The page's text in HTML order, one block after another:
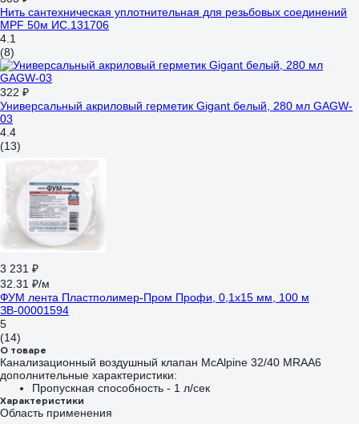
Нить сантехническая уплотнительная для резьбовых соединений
MPF 50м ИС.131706
4.1
(8)
322 ₽
Универсальный акриловый герметик Gigant белый, 280 мл GAGW-
03
4.4
(13)
3 231 ₽
32.31 ₽/м
ФУМ лента Пластполимер-Пром Профи, 0,1х15 мм, 100 м
ЗВ-00001594
5
(14)
О товаре
Канализационный воздушный клапан McAlpine 32/40 MRAA6
дополнительные характеристики:
Пропускная способность - 1 л/сек
Характеристики
Область применения